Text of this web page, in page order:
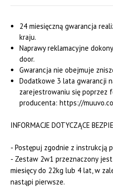
24 miesięczną gwarancja
kraju.
Naprawy reklamacyjne
door.
Gwarancja nie obejmuje
Dodatkowe 3 lata gwarancji
zarejestrowaniu się poprzez
producenta: https://muuvo
INFORMACJE DOTYCZĄCE
- Postępuj zgodnie z instrukcją
- Zestaw 2w1 przeznaczony
miesięcy do 22kg lub 4 lat, w
nastąpi pierwsze.